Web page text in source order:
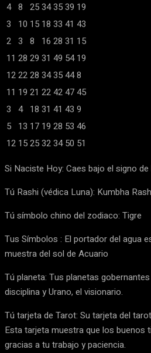
4 8 25343539 19
3
10 15 18 33 41 43
2 3 8 16 28 31 15
11 28 29 31 49 54 19
122228 3435448
11 19 21 22424745
3 4 18 31 41 43 9
5 13 17 19 28 53 46
12 15253234 50 51
Si Naciste Hoy: Caes bajo el signo
Tú Rashi (védica Luna): Kumbha
Tú símbolo chino del zodiaco: Tigre
Tus Símbolos : El portador del agua
muestra del sol de Acuario
Tú planeta: Tus planetas
disciplina y Urano, el visionario.
Tú tarjeta de Tarot: Su tarjeta del
Esta tarjeta muestra que los buenos
gracias a tu trabajo y paciencia.